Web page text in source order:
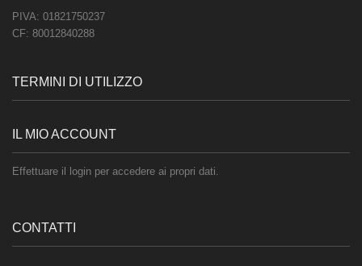
PIVA: 01821750237
CF: 80012840288
TERMINI DI UTILIZZO
IL MIO ACCOUNT
Effettuare il login per accedere ai propri dati.
CONTATTI